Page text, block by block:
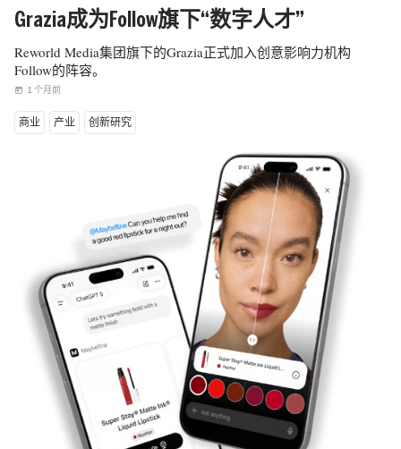
Grazia成为Follow旗下“数字人才”
Reworld Media集团旗下的Grazia正式加入创意影响力机构
Follow的阵容。
today 1 个月前
商业 产业 创新研究